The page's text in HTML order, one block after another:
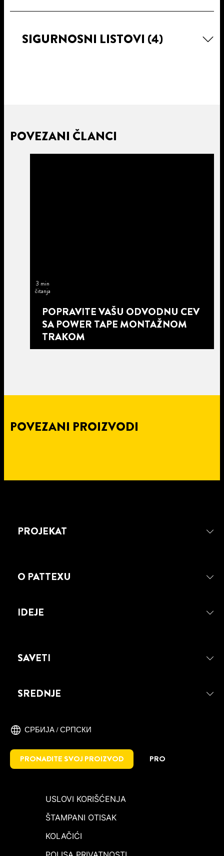
SIGURNOSNI LISTOVI (4)
POVEZANI ČLANCI
3 min
čitanja
POPRAVITE VAŠU ODVODNU CEV
SA POWER TAPE MONTAŽNOM
TRAKOM
STOLICU SA PATTEX REPAIR
POVEZANI PROIZVODI
PROJEKAT
O PATTEXU
IDEJE
SAVETI
SREDNJE
СРБИЈА / СРПСКИ
PRONAĐITE SVOJ PROIZVOD PRO
USLOVI KORIŠĆENJA
ŠTAMPANI OTISAK
KOLAČIĆI